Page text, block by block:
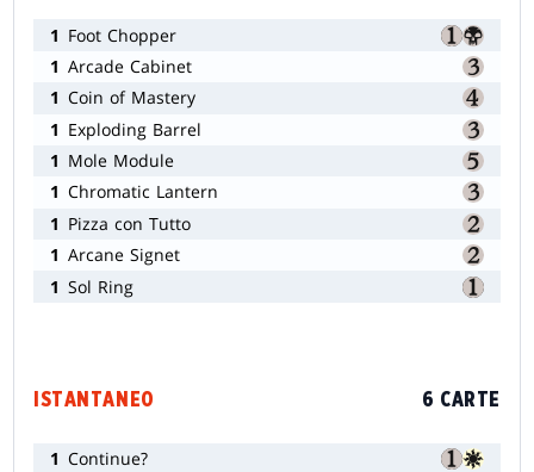
1 Foot Chopper
1 Arcade Cabinet
1 Coin of Mastery
1 Exploding Barrel
1 Mole Module
1 Chromatic Lantern
1 Pizza con Tutto
1 Arcane Signet
1 Sol Ring
ISTANTANEO 6 CARTE
1 Continue?